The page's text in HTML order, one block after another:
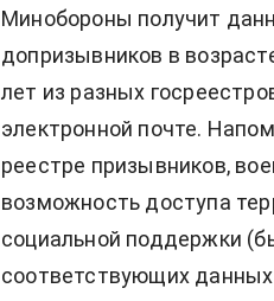
Минобороны получит
допризывников в
лет из разных
электронной почте.
реестре призывников,
возможность доступа
социальной поддержки
соответствующих данных